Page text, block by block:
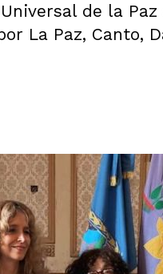
de la
La Paz, Canto,